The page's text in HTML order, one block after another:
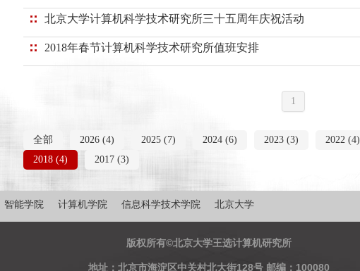
北京大学计算机科学技术研究所三十五周年庆祝活动
2018年春节计算机科学技术研究所值班安排
1
全部 2026 (4) 2025 (7) 2024 (6) 2023 (3) 2022 (4)
2018 (4)
2017 (3)
智能学院 计算机学院 信息科学技术学院 北京大学
版权所有©北京大学王选计算机研究所
地址：北京市海淀区中关村北大街128号 邮编：100080